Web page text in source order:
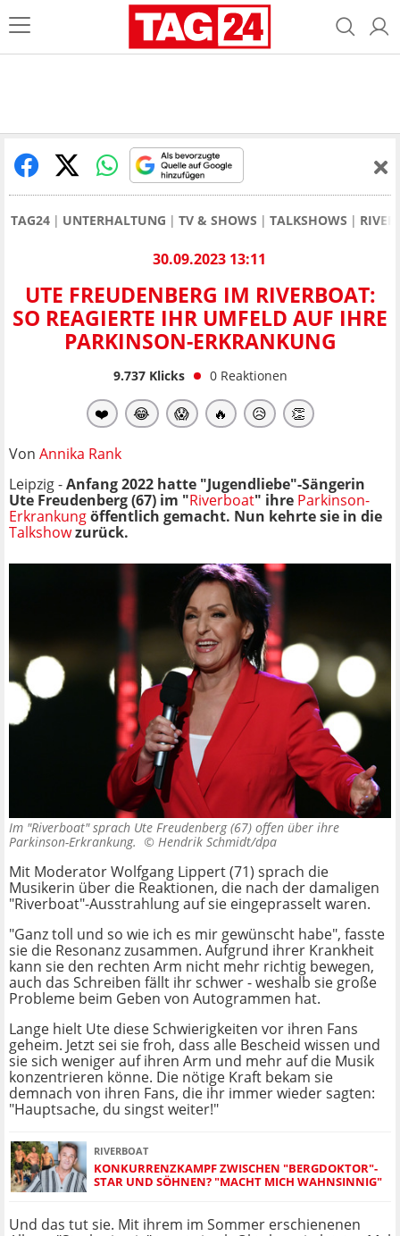
TAG24 UNTERHALTUNG TV & SHOWS TALKSHOWS
30.09.2023 13:11
UTE FREUDENBERG IM RIVERBOAT:
SO REAGIERTE IHR UMFELD AUF IHRE
PARKINSON-ERKRANKUNG
9.737Klicks 0 Reaktionen
❤️ 😂 😱 🔥 😥 👏
Von Annika Rank
Leipzig -Anfang 2022 hatte "Jugendliebe"-Sängerin
Ute Freudenberg (67) im "Riverboat" ihre Parkinson-
Erkrankungöffentlich gemacht. Nun kehrte sie in die
Talkshowzurück.
Im "Riverboat" sprach Ute Freudenberg (67) offen über ihre
Parkinson-Erkrankung. © Hendrik Schmidt/dpa
Mit Moderator Wolfgang Lippert (71) sprach die
Musikerin über die Reaktionen, die nach der damaligen
"Riverboat"-Ausstrahlung auf sie eingeprasselt waren.
"Ganz toll und so wie ich es mir gewünscht habe", fasste
sie die Resonanz zusammen. Aufgrund ihrer Krankheit
kann sie den rechten Arm nicht mehr richtig bewegen,
auch das Schreiben fällt ihr schwer - weshalb sie große
Probleme beim Geben von Autogrammen hat.
Lange hielt Ute diese Schwierigkeiten vor ihren Fans
geheim. Jetzt sei sie froh, dass alle Bescheid wissen und
sie sich weniger auf ihren Arm und mehr auf die Musik
konzentrieren könne. Die nötige Kraft bekam sie
demnach von ihren Fans, die ihr immer wieder sagten:
"Hauptsache, du singst weiter!"
RIVERBOAT
KONKURRENZKAMPF ZWISCHEN "BERGDOKTOR"-
STAR UND SÖHNEN? "MACHT MICH WAHNSINNIG"
Und das tut sie. Mit ihrem im Sommer erschienenen